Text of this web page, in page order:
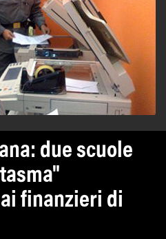
due scuole
finanzieri di